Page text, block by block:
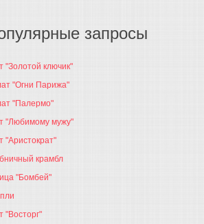
запросы
"Золотой ключик"
"Огни Парижа"
"Палермо"
"Любимому мужу"
"Аристократ"
крамбл
"Бомбей"
"Восторг"